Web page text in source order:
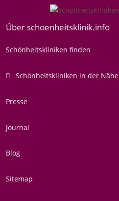
Über schoenheitsklinik.info
Schönheitskliniken finden
Schönheitskliniken in der Nähe
Presse
Journal
Blog
Sitemap